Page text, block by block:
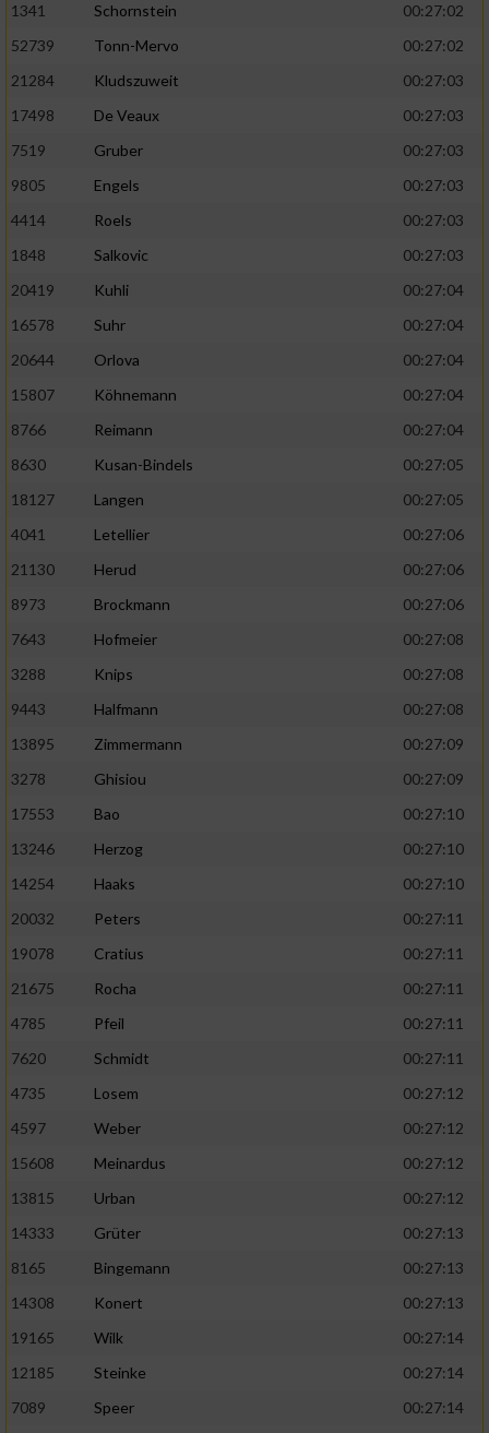
1341
Schornstein
00:27:02
52739
Tonn-Mervo
00:27:02
21284
Kludszuweit
00:27:03
17498
De Veaux
00:27:03
7519
Gruber
00:27:03
9805
Engels
00:27:03
4414
Roels
00:27:03
1848
Salkovic
00:27:03
20419
Kuhli
00:27:04
16578
Suhr
00:27:04
20644
Orlova
00:27:04
15807
Köhnemann
00:27:04
8766
Reimann
00:27:04
8630
Kusan-Bindels
00:27:05
18127
Langen
00:27:05
4041
Letellier
00:27:06
21130
Herud
00:27:06
8973
Brockmann
00:27:06
7643
Hofmeier
00:27:08
3288
Knips
00:27:08
9443
Halfmann
00:27:08
13895
Zimmermann
00:27:09
3278
Ghisiou
00:27:09
17553
Bao
00:27:10
13246
Herzog
00:27:10
14254
Haaks
00:27:10
20032
Peters
00:27:11
19078
Cratius
00:27:11
21675
Rocha
00:27:11
4785
Pfeil
00:27:11
7620
Schmidt
00:27:11
4735
Losem
00:27:12
4597
Weber
00:27:12
15608
Meinardus
00:27:12
13815
Urban
00:27:12
14333
Grüter
00:27:13
8165
Bingemann
00:27:13
14308
Konert
00:27:13
19165
Wilk
00:27:14
12185
Steinke
00:27:14
7089
Speer 00:27:14